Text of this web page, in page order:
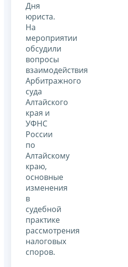
Дня
юриста.
На
мероприятии
обсудили
вопросы
взаимодействия
Арбитражного
суда
Алтайского
края и
УФНС
России
по
Алтайскому
краю,
основные
изменения
в
судебной
практике
рассмотрения
налоговых
споров.